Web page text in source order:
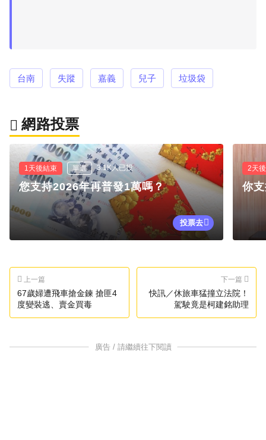
台南 失蹤 嘉義 兒子 垃圾袋
網路投票
1天後結束 單選 3.1K人已投
您支持2026年再普發1萬嗎？
投票去
2天
你
上一篇
67歲婦遭飛車搶金鍊 搶匪4
度變裝逃、賣金買毒
下一篇
快訊／休旅車猛撞立法院！
駕駛竟是柯建銘助理
廣告 / 請繼續往下閱讀